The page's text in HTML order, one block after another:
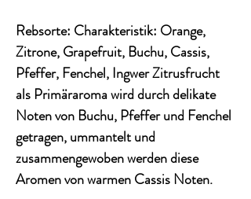
Rebsorte: Charakteristik: Orange,
Zitrone, Grapefruit, Buchu, Cassis,
Pfeffer, Fenchel, Ingwer Zitrusfrucht
als Primäraroma wird durch delikate
Noten von Buchu, Pfeffer und Fenchel
getragen, ummantelt und
zusammengewoben werden diese
Aromen von warmen Cassis Noten.